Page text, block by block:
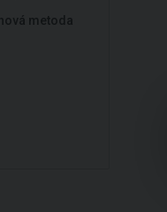
metoda